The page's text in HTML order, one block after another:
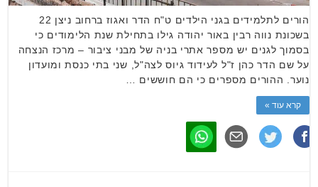
הורים לתלמידים בגני הילדים ט"ח הדר ואגוז ברחוב ניצן 22
בשכונת נווה רבין באור יהודה גילו בתחילת שנת הלימודים כי
בסמוך לגנים יש מספר אתרי בניה של מבני ציבור – מרכז הנצחה
על שם הדר כהן ז"ל לעידוד גיוס לצה"ל, שני בתי כנסת ומועדון
נוער. ההורים מספרים כי הם חוששים …
קרא עוד »